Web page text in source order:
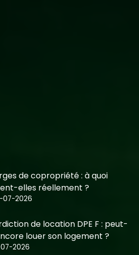
de copropriété : à quoi
elles réellement ?
2026
de location DPE F : peut-
louer son logement ?
2026